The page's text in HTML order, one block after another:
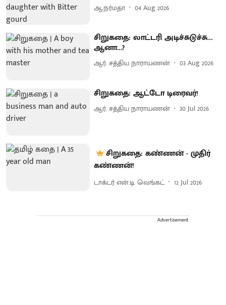
ஆ.நர்மதா 04 Aug 2026
சிறுகதை: லாட்டரி அடிச்சுடுச்சு…
ஆனா…?
ஆர். சத்திய நாராயணன் 03 Aug 2026
சிறுகதை: ஆட்டோ டிரைவர்!
ஆர். சத்திய நாராயணன் 30 Jul 2026
சிறுகதை: கண்ணன் - முதிர்
கண்ணன்!
டாக்டர் என்.டி. வெங்கட் 12 Jul 2026
Advertisement